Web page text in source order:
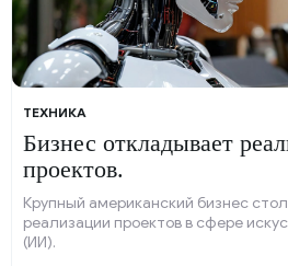
ТЕХНИКА
Бизнес откладывает
проектов.
Крупный американский бизнес
реализации проектов в сфере
(ИИ).